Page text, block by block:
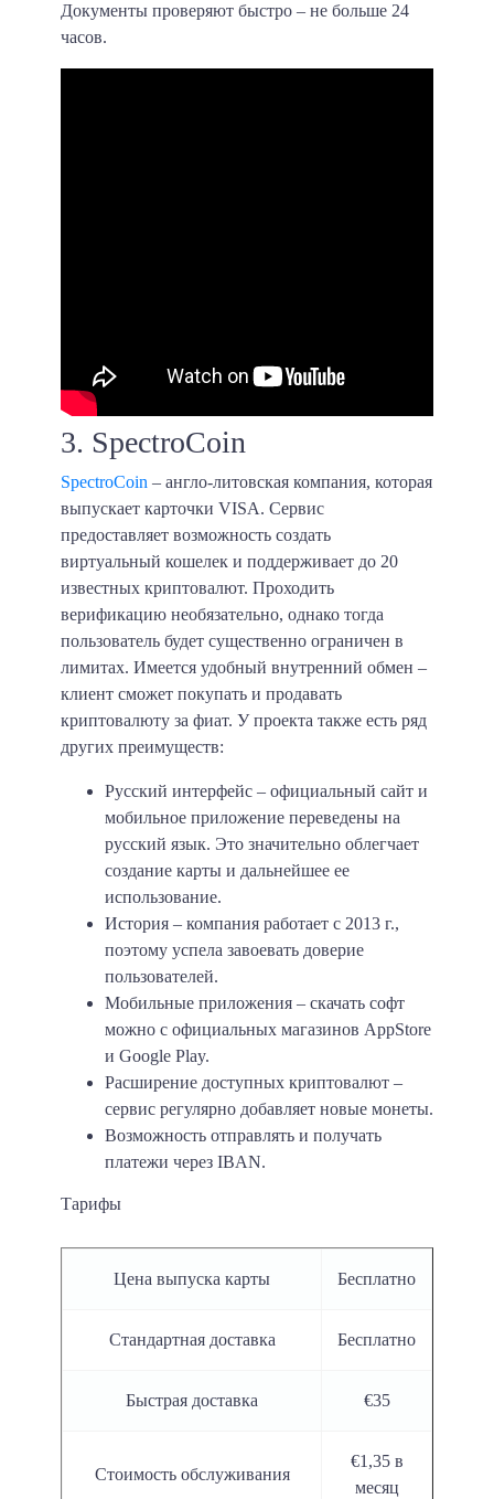
Документы проверяют быстро – не больше 24
часов.
3. SpectroCoin
SpectroCoin – англо-литовская компания, которая
выпускает карточки VISA. Сервис
предоставляет возможность создать
виртуальный кошелек и поддерживает до 20
известных криптовалют. Проходить
верификацию необязательно, однако тогда
пользователь будет существенно ограничен в
лимитах. Имеется удобный внутренний обмен –
клиент сможет покупать и продавать
криптовалюту за фиат. У проекта также есть ряд
других преимуществ:
Русский интерфейс – официальный сайт и
мобильное приложение переведены на
русский язык. Это значительно облегчает
создание карты и дальнейшее ее
использование.
История – компания работает с 2013 г.,
поэтому успела завоевать доверие
пользователей.
Мобильные приложения – скачать софт
можно с официальных магазинов AppStore
и Google Play.
Расширение доступных криптовалют –
сервис регулярно добавляет новые монеты.
Возможность отправлять и получать
платежи через IBAN.
Тарифы
Цена выпуска карты Бесплатно
Стандартная доставка Бесплатно
Быстрая доставка €35
Стоимость обслуживания
€1,35 в
месяц